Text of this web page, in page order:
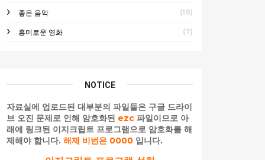
좋은 음악 (19)
흥미로운 영화 (7)
NOTICE
자료실에 업로드된 대부분의 파일들은 구글 드라이
브 오진 문제로 인해 암호화된 ezc 파일이므로 아
래에 링크된 이지크립트 프로그램으로 암호화를 해
제해야 합니다. 해제 비번은 0000 입니다.